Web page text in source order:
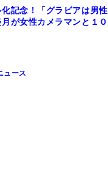
記念！「グラビアは男性
が女性カメラマンと１０
ュース